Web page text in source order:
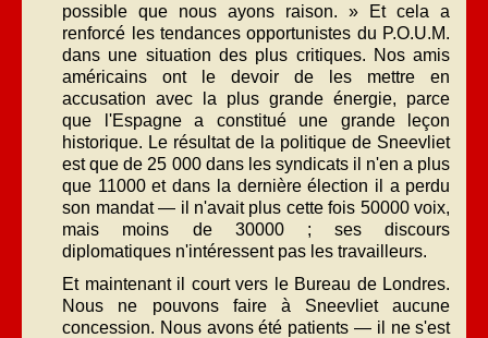
possible que nous ayons raison. » Et cela a
renforcé les tendances opportunistes du P.O.U.M.
dans une situation des plus critiques. Nos amis
américains ont le devoir de les mettre en
accusation avec la plus grande énergie, parce
que l'Espagne a constitué une grande leçon
historique. Le résultat de la politique de Sneevliet
est que de 25 000 dans les syndicats il n'en a plus
que 11000 et dans la dernière élection il a perdu
son mandat — il n'avait plus cette fois 50000 voix,
mais moins de 30000 ; ses discours
diplomatiques n'intéressent pas les travailleurs.
Et maintenant il court vers le Bureau de Londres.
Nous ne pouvons faire à Sneevliet aucune
concession. Nous avons été patients — il ne s'est